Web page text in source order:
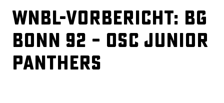
WNBL-Vorbericht: BG
Bonn 92 – OSC Junior
Panthers